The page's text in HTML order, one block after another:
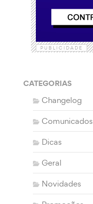
PUBLICIDADE
CATEGORIAS
Changelog
Comunicados
Dicas
Geral
Novidades